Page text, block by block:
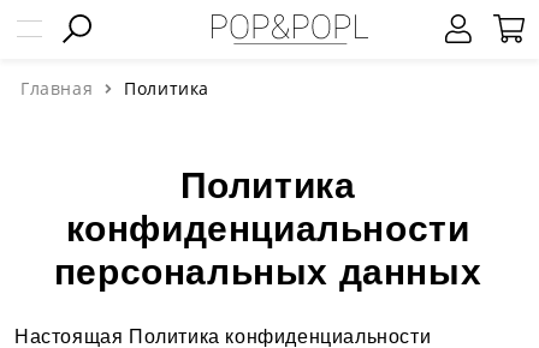
Главная Политика
Политика
конфиденциальности
персональных данных
Настоящая Политика конфиденциальности